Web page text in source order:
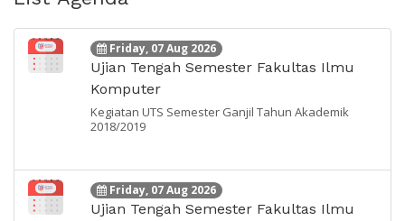
Friday, 07 Aug 2026
Ujian Tengah Semester Fakultas Ilmu
Komputer
Kegiatan UTS Semester Ganjil Tahun Akademik
2018/2019
Friday, 07 Aug 2026
Ujian Tengah Semester Fakultas Ilmu